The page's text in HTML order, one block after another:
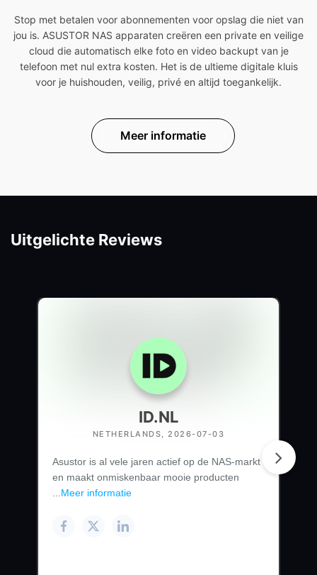
Stop met betalen voor abonnementen voor opslag die niet van
jou is. ASUSTOR NAS apparaten creëren een private en veilige
cloud die automatisch elke foto en video backupt van je
telefoon met nul extra kosten. Het is de ultieme digitale kluis
voor je huishouden, veilig, privé en altijd toegankelijk.
Meer informatie
Uitgelichte Reviews
ID.NL
NETHERLANDS, 2026-07-03
Asustor is al vele jaren actief op de NAS-markt
en maakt onmiskenbaar mooie producten
Meer informatie